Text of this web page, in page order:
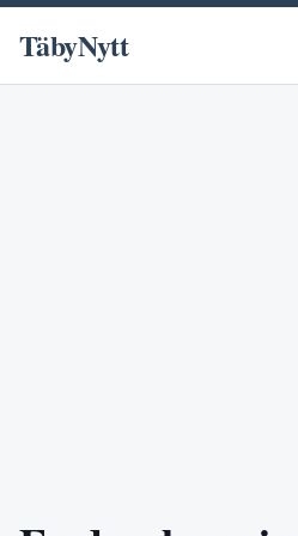
TäbyNytt